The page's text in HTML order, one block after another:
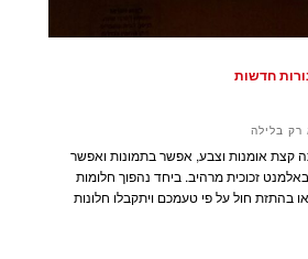
חדשות
רק בלילה
קצת אומנות וצבע, אפשר בתמונות ואפשר
באלמנט זכוכית מרהיב. ביחד נהפוך חלומות
בהתזת חול על פי טעמכם ויתקבלו חלונות